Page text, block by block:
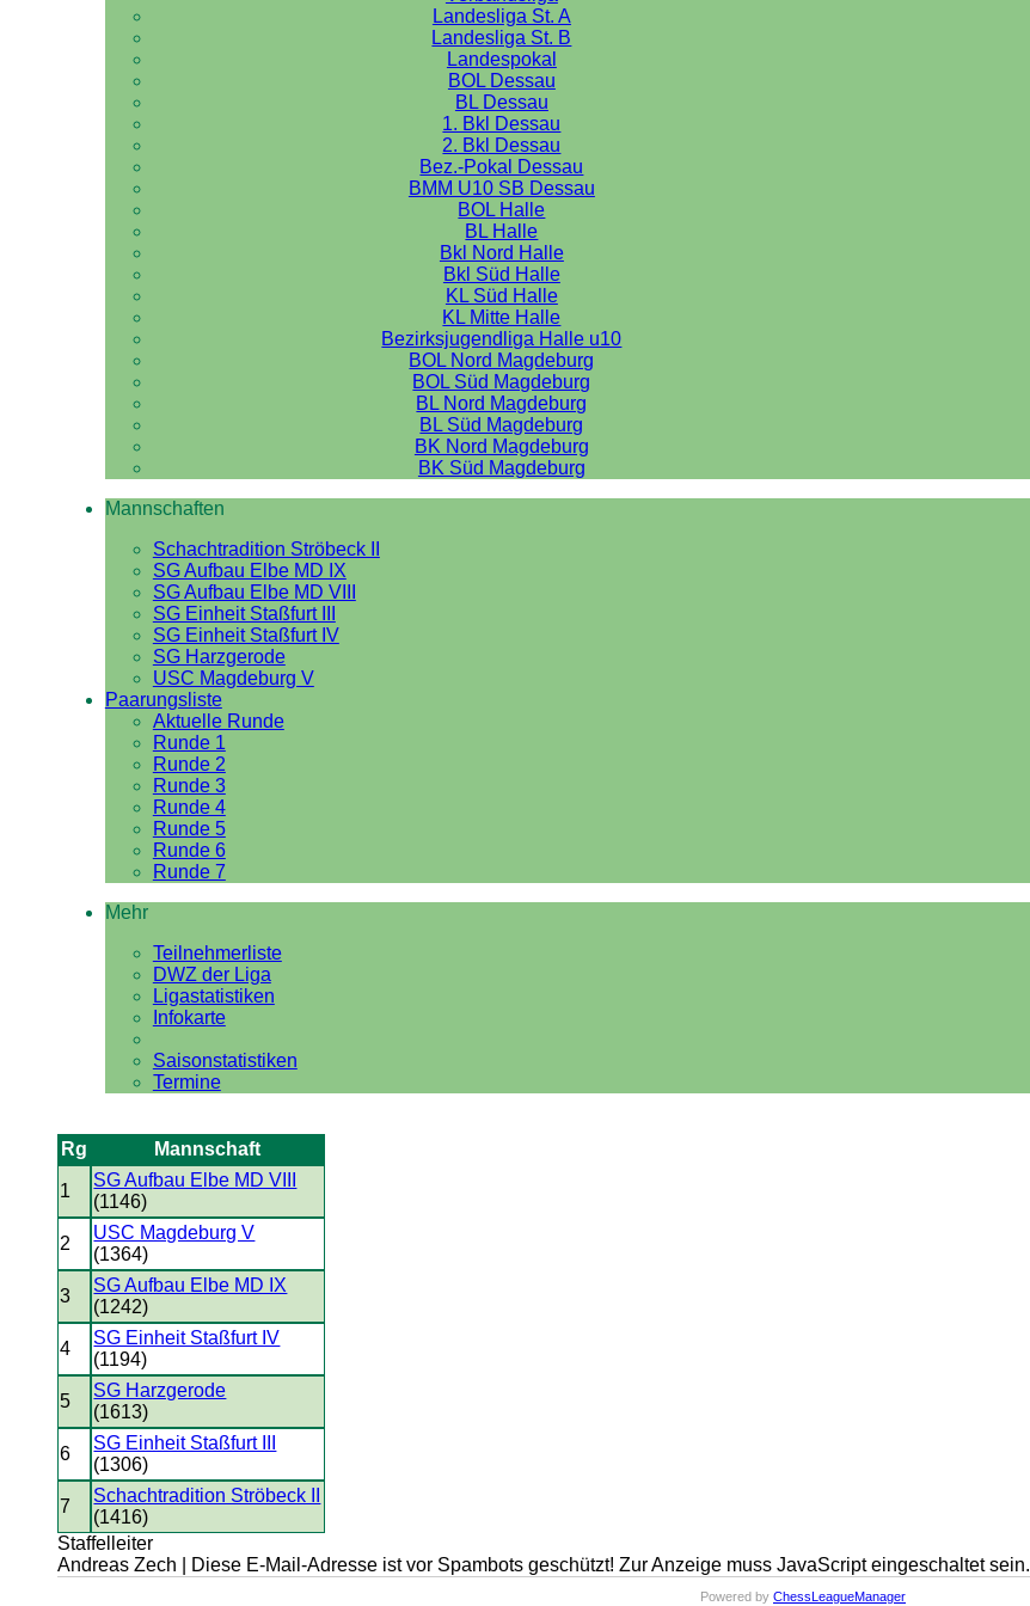
Landesliga St. A
Landesliga St. B
Landespokal
BOL Dessau
BL Dessau
1. Bkl Dessau
2. Bkl Dessau
Bez.-Pokal Dessau
BMM U10 SB Dessau
BOL Halle
BL Halle
Bkl Nord Halle
Bkl Süd Halle
KL Süd Halle
KL Mitte Halle
Bezirksjugendliga Halle u10
BOL Nord Magdeburg
BOL Süd Magdeburg
BL Nord Magdeburg
BL Süd Magdeburg
BK Nord Magdeburg
BK Süd Magdeburg
Mannschaften
Schachtradition Ströbeck II
SG Aufbau Elbe MD IX
SG Aufbau Elbe MD VIII
SG Einheit Staßfurt III
SG Einheit Staßfurt IV
SG Harzgerode
USC Magdeburg V
Paarungsliste
Aktuelle Runde
Runde 1
Runde 2
Runde 3
Runde 4
Runde 5
Runde 6
Runde 7
Mehr
Teilnehmerliste
DWZ der Liga
Ligastatistiken
Infokarte
Saisonstatistiken
Termine
Rg Mannschaft
1
SG Aufbau Elbe MD VIII
(1146)
2
USC Magdeburg V
(1364)
3
SG Aufbau Elbe MD IX
(1242)
4
SG Einheit Staßfurt IV
(1194)
5
SG Harzgerode
(1613)
6
SG Einheit Staßfurt III
(1306)
7
Schachtradition Ströbeck II
(1416)
Staffelleiter
Andreas Zech |
Diese E-Mail-Adresse ist vor Spambots geschützt! Zur Anzeige muss JavaScript eingeschaltet sein.
Powered by ChessLeagueManager